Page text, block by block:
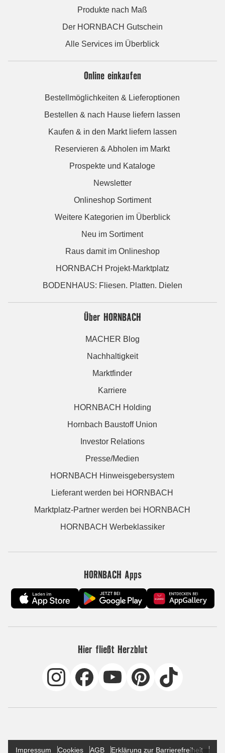
Produkte nach Maß
Der HORNBACH Gutschein
Alle Services im Überblick
Online einkaufen
Bestellmöglichkeiten & Lieferoptionen
Bestellen & nach Hause liefern lassen
Kaufen & in den Markt liefern lassen
Reservieren & Abholen im Markt
Prospekte und Kataloge
Newsletter
Onlineshop Sortiment
Weitere Kategorien im Überblick
Neu im Sortiment
Raus damit im Onlineshop
HORNBACH Projekt-Marktplatz
BODENHAUS: Fliesen. Platten. Dielen
Über HORNBACH
MACHER Blog
Nachhaltigkeit
Marktfinder
Karriere
HORNBACH Holding
Hornbach Baustoff Union
Investor Relations
Presse/Medien
HORNBACH Hinweisgebersystem
Lieferant werden bei HORNBACH
Marktplatz-Partner werden bei HORNBACH
HORNBACH Werbeklassiker
HORNBACH Apps
Hier fließt Herzblut
Impressum Cookies AGB Erklärung zur Barrierefreiheit